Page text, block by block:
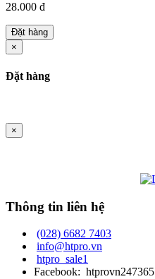
28.000 đ
Đặt hàng
×
Đặt hàng
×
Thông tin liên hệ
(028) 6682 7403
info@htpro.vn
htpro_sale1
Facebook: htprovn247365